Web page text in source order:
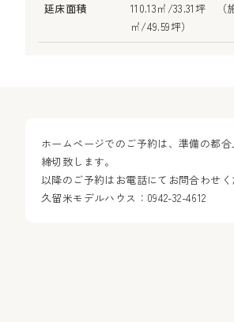
延床面積
110.13㎡/33.31坪 （
㎡/49.59坪）
ホームページでのご予約は、準備の都合
締切致します。
以降のご予約はお電話にてお問合わせく
久留米モデルハウス：0942-32-4612